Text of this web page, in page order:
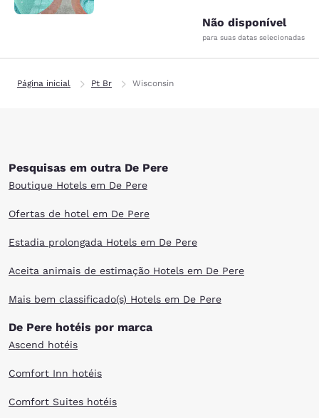
Não disponível
para suas datas selecionadas
Página inicial Pt Br Wisconsin
Pesquisas em outra De Pere
Boutique Hotels em De Pere
Ofertas de hotel em De Pere
Estadia prolongada Hotels em De Pere
Aceita animais de estimação Hotels em De Pere
Mais bem classificado(s) Hotels em De Pere
De Pere hotéis por marca
Ascend hotéis
Comfort Inn hotéis
Comfort Suites hotéis